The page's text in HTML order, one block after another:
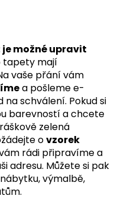
možné upravit
tapety mají
vaše přání vám
a pošleme e-
schválení. Pokud si
barevností a chcete
zelená
ovzorek
rádi připravíme a
adresu. Můžete si pak
výmalbě,